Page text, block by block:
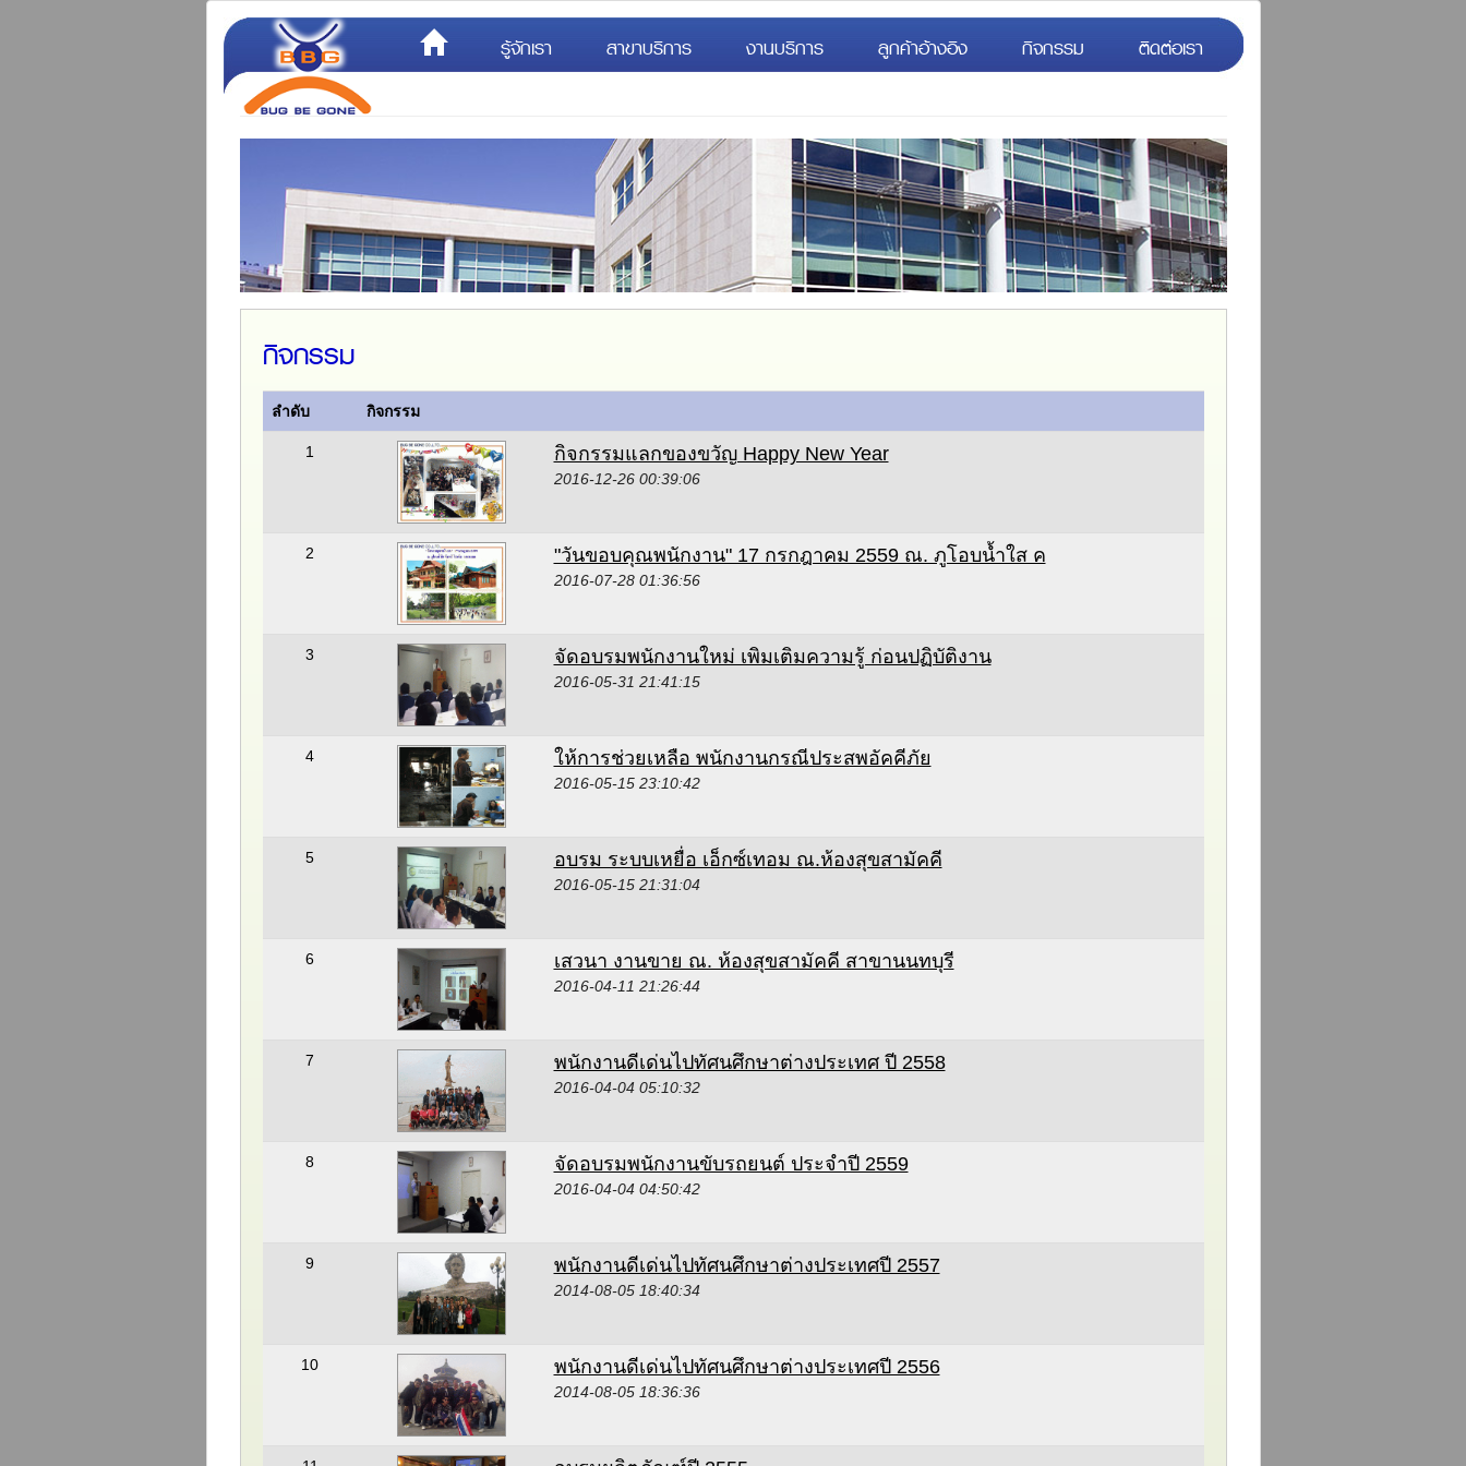
รู้จักเรา สาขาบริการ งานบริการ ลูกค้าอ้างอิง กิจกรรม ติดต่อเรา
กิจกรรม
ลำดับ กิจกรรม
1 กิจกรรมแลกของขวัญ Happy New Year
2016-12-26 00:39:06
2 "วันขอบคุณพนักงาน" 17 กรกฎาคม 2559 ณ. ภูโอบน้ำใส ค
2016-07-28 01:36:56
3 จัดอบรมพนักงานใหม่ เพิมเติมความรู้ ก่อนปฏิบัติงาน
2016-05-31 21:41:15
4 ให้การช่วยเหลือ พนักงานกรณีประสพอัคคีภัย
2016-05-15 23:10:42
5 อบรม ระบบเหยื่อ เอ็กซ์เทอม ณ.ห้องสุขสามัคคี
2016-05-15 21:31:04
6 เสวนา งานขาย ณ. ห้องสุขสามัคคี สาขานนทบุรี
2016-04-11 21:26:44
7 พนักงานดีเด่นไปทัศนศึกษาต่างประเทศ ปี 2558
2016-04-04 05:10:32
8 จัดอบรมพนักงานขับรถยนต์ ประจำปี 2559
2016-04-04 04:50:42
9 พนักงานดีเด่นไปทัศนศึกษาต่างประเทศปี 2557
2014-08-05 18:40:34
10 พนักงานดีเด่นไปทัศนศึกษาต่างประเทศปี 2556
2014-08-05 18:36:36